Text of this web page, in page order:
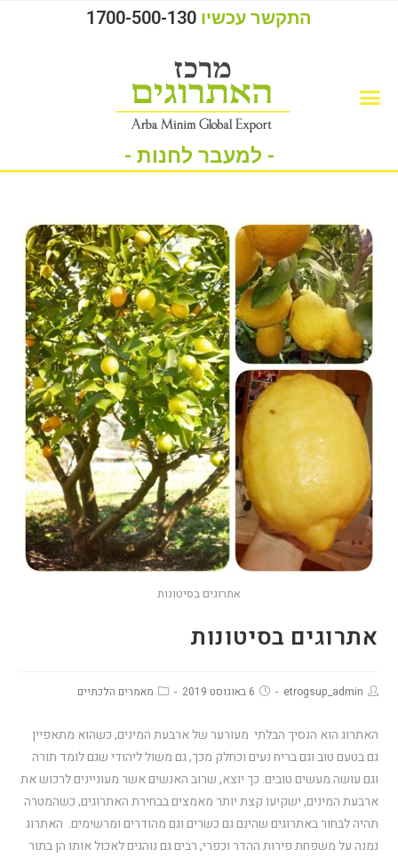
התקשר עכשיו 1700-500-130
- למעבר לחנות -
אתרוגים בסיטונות
אתרוגים בסיטונות
etrogsup_admin 6 באוגוסט 2019 מאמרים הלכתיים
האתרוג הוא הנסיך הבלתי מעורער של ארבעת המינים, כשהוא מתאפיין
גם בטעם טוב וגם בריח נעים וכחלק מכך, גם משול ליהודי שגם לומד תורה
וגם עושה מעשים טובים. כך יוצא, שרוב האנשים אשר מעוניינים לרכוש את
ארבעת המינים, ישקיעו קצת יותר מאמצים בבחירת האתרוגים, כשהמטרה
תהיה לבחור באתרוגים שהינם גם כשרים וגם מהודרים ומרשימים. האתרוג
נמנה על משפחת פירות ההדר וכפרי, רבים גם נוהגים לאכול אותו הן בתור